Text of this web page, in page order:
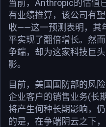
当前，Anthropic的估值
有业绩推算，该公司有
收——这一预测表明，其
平实现了翻倍增长。然
争端，却为这家科技巨
影。
目前，美国国防部的风
企业客户的销售业务(长
将产生何种长期影响，
的是，在争端阴云之下